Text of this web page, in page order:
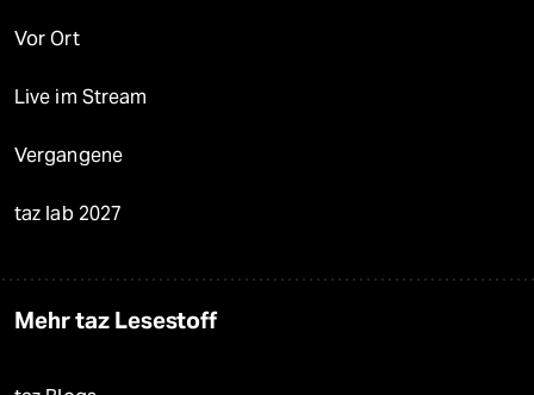
Vor Ort
Live im Stream
Vergangene
taz lab 2027
Mehr taz Lesestoff